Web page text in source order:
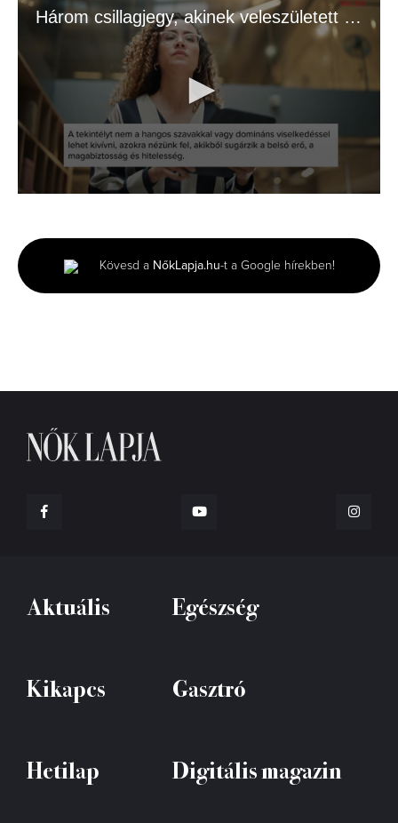
Három csillagjegy, akinek veleszületett tekintélye van – igazi vezetők
minute,
14
seconds
Kövesd a NőkLapja.hu-t a Google hírekben!
Aktuális Egészség
Kikapcs Gasztró
Hetilap Digitális magazin